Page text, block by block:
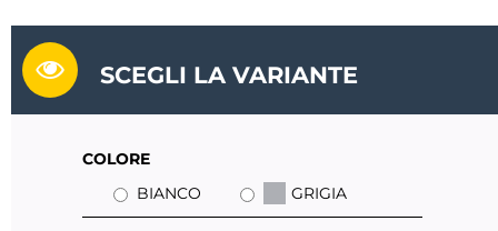
SCEGLI LA VARIANTE
COLORE
BIANCO
GRIGIA